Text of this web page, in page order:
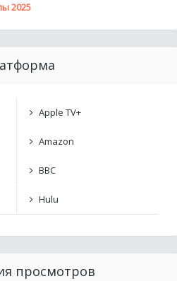
2025
Apple TV+
Amazon
BBC
Hulu
просмотров